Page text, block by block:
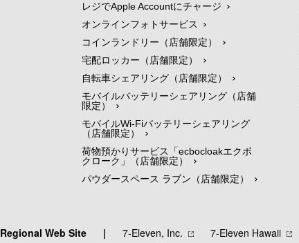
レジでApple Accountにチャージ
オンラインフォトサービス
コインランドリー（店舗限定）
宅配ロッカー（店舗限定）
自転車シェアリング（店舗限定）
モバイルバッテリーシェアリング（店舗
限定）
モバイルWi-Fiバッテリーシェアリング
（店舗限定）
荷物預かりサービス「ecbocloakエクボ
クローク」（店舗限定）
パウダースペース ラブン（店舗限定）
Regional Web Site | 7‐Eleven, Inc. 7‐Eleven Hawaii